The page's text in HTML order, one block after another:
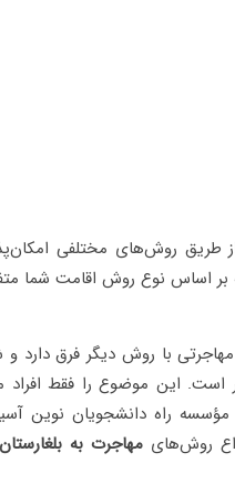
از طریق روش‌های مختلفی
بر اساس نوع روش اقامت شما
با روش دیگر فرق دارد و
است. این موضوع را فقط
راه دانشجویان نوین
روش‌های مهاجرت به بلغارستان